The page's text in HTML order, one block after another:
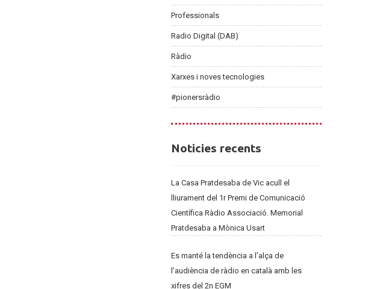
Professionals
Radio Digital (DAB)
Ràdio
Xarxes i noves tecnologies
#pionersràdio
Noticies
Noticies recents
La Casa Pratdesaba de Vic acull el
lliurament del 1r Premi de Comunicació
Científica Ràdio Associació. Memorial
Pratdesaba a Mònica Usart
Es manté la tendència a l’alça de
l’audiència de ràdio en català amb les
xifres del 2n EGM